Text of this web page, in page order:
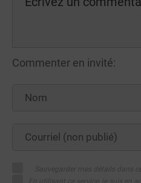
Commenter en invité: